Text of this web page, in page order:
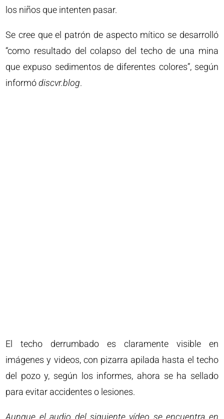
los niños que intenten pasar.
Se cree que el patrón de aspecto mítico se desarrolló
“como resultado del colapso del techo de una mina
que expuso sedimentos de diferentes colores”, según
informódiscvr.blog.
El techo derrumbado es claramente visible en
imágenes y videos, con pizarra apilada hasta el techo
del pozo y, según los informes, ahora se ha sellado
para evitar accidentes o lesiones.
Aunque el audio del siguiente vídeo se encuentra en